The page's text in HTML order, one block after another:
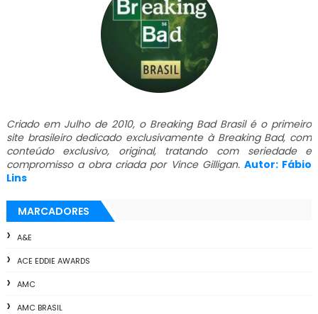
Criado em Julho de 2010, o Breaking Bad Brasil é o primeiro
site brasileiro dedicado exclusivamente à Breaking Bad, com
conteúdo exclusivo, original, tratando com seriedade e
compromisso a obra criada por Vince Gilligan. Autor: Fábio
Lins
MARCADORES
A&E
ACE EDDIE AWARDS
AMC
AMC BRASIL